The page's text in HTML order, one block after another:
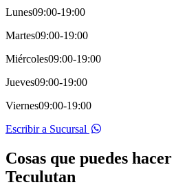
Lunes09:00-19:00
Martes09:00-19:00
Miércoles09:00-19:00
Jueves09:00-19:00
Viernes09:00-19:00
Escribir a Sucursal
Cosas que puedes
Teculutan